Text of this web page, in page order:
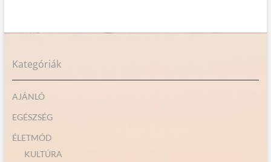
Kategóriák
AJÁNLÓ
EGÉSZSÉG
ÉLETMÓD
KULTÚRA